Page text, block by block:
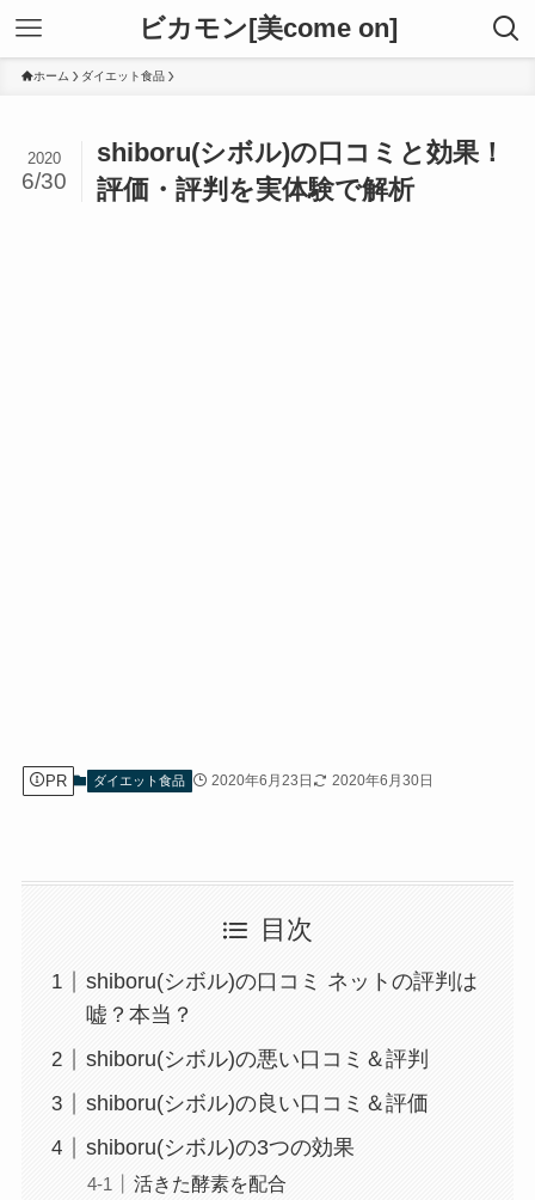
ビカモン[美come on]
ホーム ダイエット食品
shiboru(シボル)の口コミと効果！
評価・評判を実体験で解析
2020
6/30
PR ダイエット食品 2020年6月23日 2020年6月30日
目次
shiboru(シボル)の口コミ ネットの評判は
嘘？本当？
shiboru(シボル)の悪い口コミ＆評判
shiboru(シボル)の良い口コミ＆評価
shiboru(シボル)の3つの効果
活きた酵素を配合